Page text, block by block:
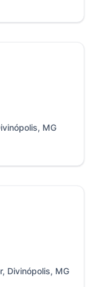
MG
Divinópolis, MG